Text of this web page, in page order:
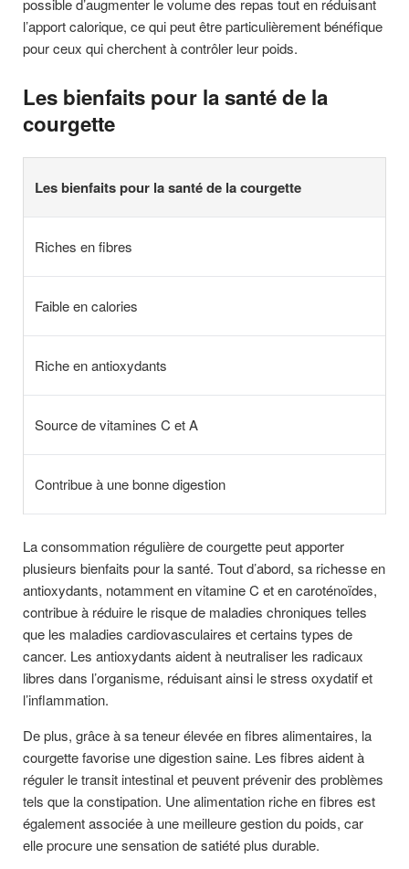
l’apport calorique, ce qui peut être particulièrement bénéfique
pour ceux qui cherchent à contrôler leur poids.
Les bienfaits pour la santé de la
courgette
Les bienfaits pour la santé de la courgette
Riches en fibres
Faible en calories
Riche en antioxydants
Source de vitamines C et A
Contribue à une bonne digestion
La consommation régulière de courgette peut apporter
plusieurs bienfaits pour la santé. Tout d’abord, sa richesse en
antioxydants, notamment en vitamine C et en caroténoïdes,
contribue à réduire le risque de maladies chroniques telles
que les maladies cardiovasculaires et certains types de
cancer. Les antioxydants aident à neutraliser les radicaux
libres dans l’organisme, réduisant ainsi le stress oxydatif et
l’inflammation.
De plus, grâce à sa teneur élevée en fibres alimentaires, la
courgette favorise une digestion saine. Les fibres aident à
réguler le transit intestinal et peuvent prévenir des problèmes
tels que la constipation. Une alimentation riche en fibres est
également associée à une meilleure gestion du poids, car
elle procure une sensation de satiété plus durable.